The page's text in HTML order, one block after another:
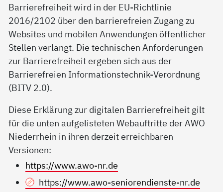
Barrierefreiheit wird in der EU-Richtlinie
2016/2102 über den barrierefreien Zugang zu
Websites und mobilen Anwendungen öffentlicher
Stellen verlangt. Die technischen Anforderungen
zur Barrierefreiheit ergeben sich aus der
Barrierefreien Informationstechnik-Verordnung
(BITV 2.0).
Diese Erklärung zur digitalen Barrierefreiheit gilt
für die unten aufgelisteten Webauftritte der AWO
Niederrhein in ihren derzeit erreichbaren
Versionen:
https://www.awo-nr.de
https://www.awo-seniorendienste-nr.de